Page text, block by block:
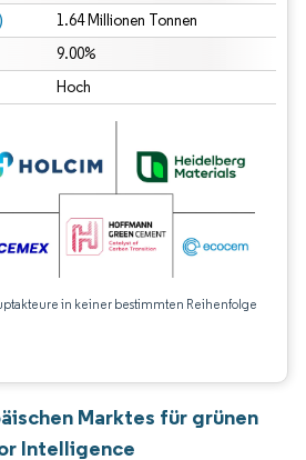
1.64 Millionen Tonnen
9.00%
Hoch
in keiner bestimmten Reihenfolge
Marktes für grünen
Intelligence